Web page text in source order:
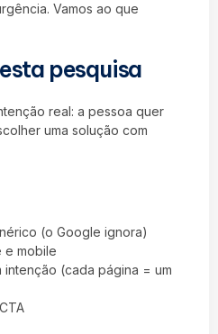
Vamos ao que
pesquisa
real: a pessoa quer
uma solução com
(o Google ignora)
e mobile
intenção (cada página = um